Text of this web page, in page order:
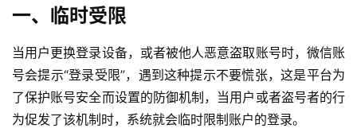
一、临时受限
当用户更换登录设备，或者被他人恶意盗取账号时，微信账
号会提示“登录受限”，遇到这种提示不要慌张，这是平台为
了保护账号安全而设置的防御机制，当用户或者盗号者的行
为促发了该机制时，系统就会临时限制账户的登录。